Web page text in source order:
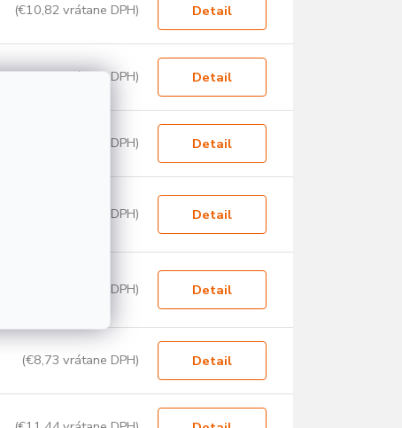
(€10,82 vrátane DPH) Detail
(€10,15 vrátane DPH) Detail
(€14,12 vrátane DPH) Detail
(€17,32 vrátane DPH) Detail
(€16,72 vrátane DPH) Detail
(€8,73 vrátane DPH) Detail